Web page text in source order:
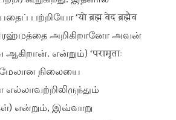
பற்றியோ ‘यो ब्रह्म वेद ब्रह्मैव
அறிகிறானோ அவன்
என்றும்) ‘परामृताः
(மேலான நிலையை
என்றும், இவ்வாறு